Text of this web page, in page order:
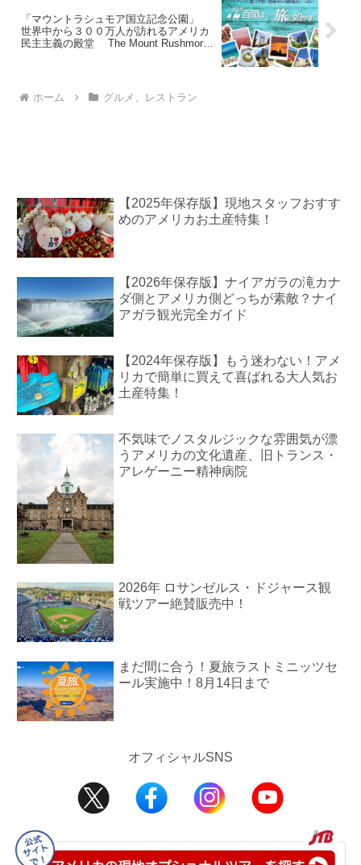
「マウントラシュモア国立記念公園」
世界中から３００万人が訪れるアメリカ
民主主義の殿堂 The Mount Rushmore
ホーム グルメ、レストラン
【2025年保存版】現地スタッフおすす
めのアメリカお土産特集！
【2026年保存版】ナイアガラの滝カナ
ダ側とアメリカ側どっちが素敵？ナイ
アガラ観光完全ガイド
【2024年保存版】もう迷わない！アメ
リカで簡単に買えて喜ばれる大人気お
土産特集！
不気味でノスタルジックな雰囲気が漂
うアメリカの文化遺産、旧トランス・
アレゲーニー精神病院
2026年 ロサンゼルス・ドジャース観
戦ツアー絶賛販売中！
まだ間に合う！夏旅ラストミニッツセ
ール実施中！8月14日まで
オフィシャルSNS